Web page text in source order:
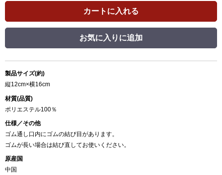
カートに入れる
お気に入りに追加
製品サイズ(約)
縦12cm×横16cm
材質(品質)
ポリエステル100％
仕様／その他
ゴム通し口内にゴムの結び目があります。
ゴムが長い場合は結び直してお使いください。
原産国
中国